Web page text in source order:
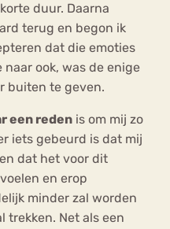
duur. Daarna
terug en begon ik
dat die emoties
ook, was de enige
buiten te geven.
een reden is om mij zo
iets gebeurd is dat mij
dat het voor dit
en erop
minder zal worden
trekken. Net als een